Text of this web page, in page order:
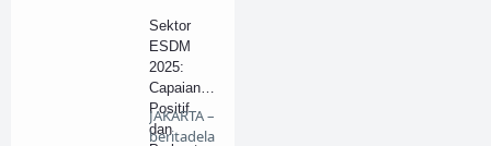
Sektor
ESDM
2025:
Capaian
Positif
dan
JAKARTA –
beritadela